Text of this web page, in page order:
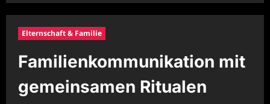
Elternschaft & Familie
Familienkommunikation mit
gemeinsamen Ritualen